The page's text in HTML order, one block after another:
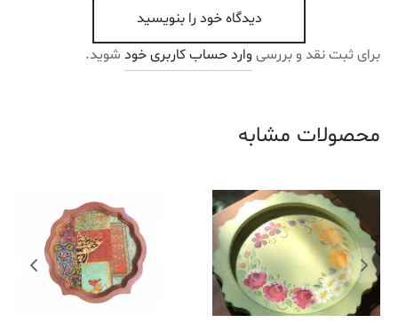
دیدگاه خود را بنویسید
برای ثبت نقد و بررسی وارد حساب کاربری خود شوید.
محصولات مشابه